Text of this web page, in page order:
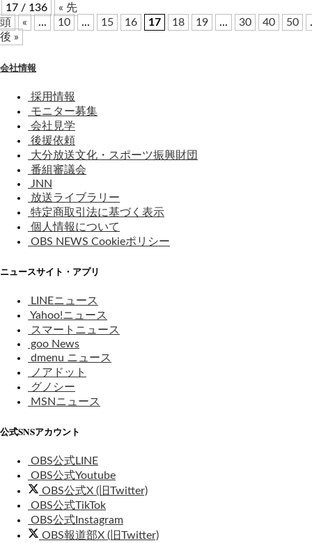
17 / 136
« 先
頭
« ... 10 ... 15 16 17 18 19 ... 30 40 50
後 »
会社情報
採用情報
モニター募集
会社見学
後援依頼
大分放送文化・スポーツ振興財団
番組審議会
JNN
放送ライブラリー
特定商取引法に基づく表示
個人情報について
OBS NEWS Cookieポリシー
ニュースサイト・アプリ
LINEニュース
Yahoo!ニュース
スマートニュース
goo News
dmenu ニュース
ノアドット
グノシー
MSNニュース
公式SNSアカウント
OBS公式LINE
OBS公式Youtube
OBS公式X (旧Twitter)
OBS公式TikTok
OBS公式Instagram
OBS報道部X (旧Twitter)